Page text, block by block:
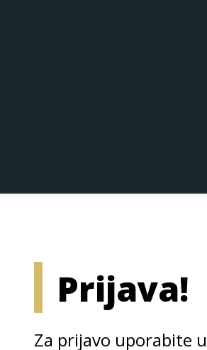
Prijava!
Za prijavo uporabite